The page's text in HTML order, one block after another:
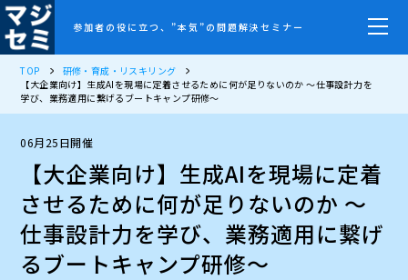
参加者の役に立つ、”本気”の問題解決セミナー
TOP
研修・育成・リスキリング
【大企業向け】生成AIを現場に定着させるために何が足りないのか 〜仕事設計力を
学び、業務適用に繋げるブートキャンプ研修〜
06月25日開催
【大企業向け】生成AIを現場に定着
させるために何が足りないのか 〜
仕事設計力を学び、業務適用に繋げ
るブートキャンプ研修〜